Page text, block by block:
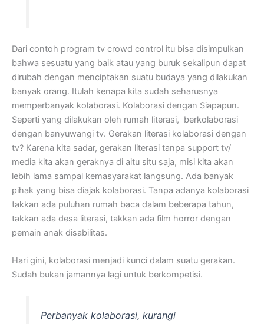
Dari contoh program tv crowd control itu bisa disimpulkan
bahwa sesuatu yang baik atau yang buruk sekalipun dapat
dirubah dengan menciptakan suatu budaya yang dilakukan
banyak orang. Itulah kenapa kita sudah seharusnya
memperbanyak kolaborasi. Kolaborasi dengan Siapapun.
Seperti yang dilakukan oleh rumah literasi, berkolaborasi
dengan banyuwangi tv. Gerakan literasi kolaborasi dengan
tv? Karena kita sadar, gerakan literasi tanpa support tv/
media kita akan geraknya di aitu situ saja, misi kita akan
lebih lama sampai kemasyarakat langsung. Ada banyak
pihak yang bisa diajak kolaborasi. Tanpa adanya kolaborasi
takkan ada puluhan rumah baca dalam beberapa tahun,
takkan ada desa literasi, takkan ada film horror dengan
pemain anak disabilitas.
Hari gini, kolaborasi menjadi kunci dalam suatu gerakan.
Sudah bukan jamannya lagi untuk berkompetisi.
Perbanyak kolaborasi, kurangi